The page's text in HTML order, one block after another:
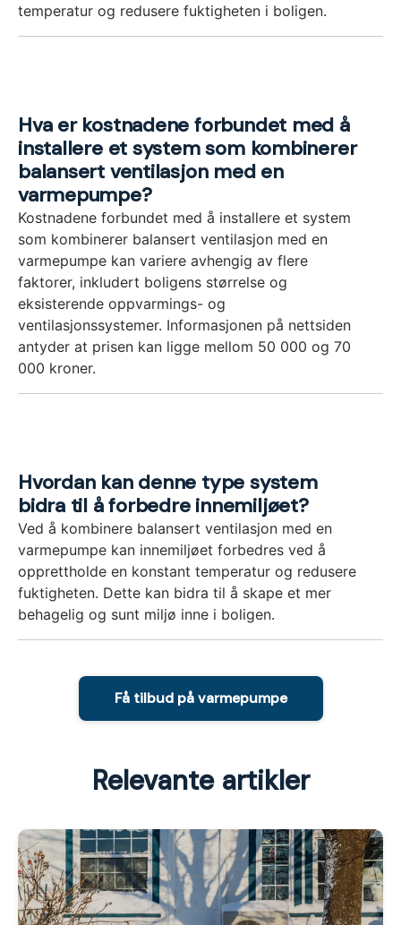
temperatur og redusere fuktigheten i boligen.
Hva er kostnadene forbundet med å
installere et system som kombinerer
balansert ventilasjon med en
varmepumpe?
Kostnadene forbundet med å installere et system
som kombinerer balansert ventilasjon med en
varmepumpe kan variere avhengig av flere
faktorer, inkludert boligens størrelse og
eksisterende oppvarmings- og
ventilasjonssystemer. Informasjonen på nettsiden
antyder at prisen kan ligge mellom 50 000 og 70
000 kroner.
Hvordan kan denne type system
bidra til å forbedre innemiljøet?
Ved å kombinere balansert ventilasjon med en
varmepumpe kan innemiljøet forbedres ved å
opprettholde en konstant temperatur og redusere
fuktigheten. Dette kan bidra til å skape et mer
behagelig og sunt miljø inne i boligen.
Få tilbud på varmepumpe
Relevante artikler